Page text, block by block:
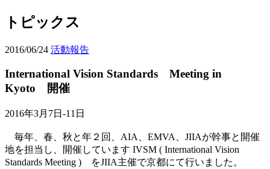
トピックス
2016/06/24 活動報告
International Vision Standards Meeting in
Kyoto 開催
2016年3月7日-11日
毎年、春、秋と年２回、AIA、EMVA、JIIAが幹事と開催
地を担当し、開催しています IVSM ( International Vision
Standards Meeting ) をJIIA主催で京都にて行いました。